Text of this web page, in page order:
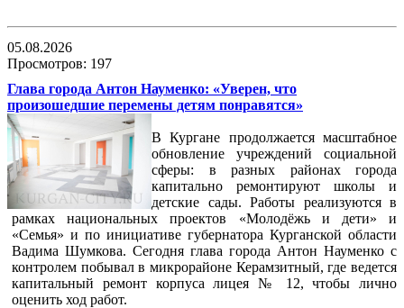
05.08.2026
Просмотров: 197
Глава города Антон Науменко: «Уверен, что
произошедшие перемены детям понравятся»
В Кургане продолжается масштабное
обновление учреждений социальной
сферы: в разных районах города
капитально ремонтируют школы и
детские сады. Работы реализуются в
рамках национальных проектов «Молодёжь и дети» и
«Семья» и по инициативе губернатора Курганской области
Вадима Шумкова. Сегодня глава города Антон Науменко с
контролем побывал в микрорайоне Керамзитный, где ведется
капитальный ремонт корпуса лицея № 12, чтобы лично
оценить ход работ.